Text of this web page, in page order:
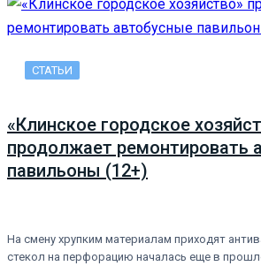
СТАТЬИ
«Клинское городское
продолжает ремонтировать
павильоны (12+)
На смену хрупким материалам приходят
стекол на перфорацию началась еще в